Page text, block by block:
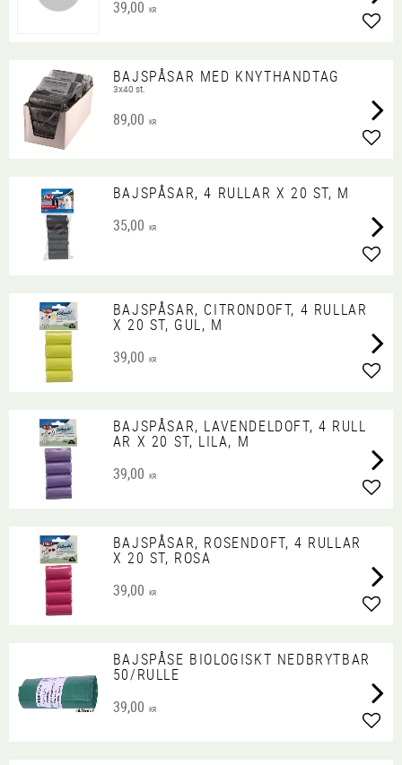
39,00 KR
BAJSPÅSAR MED KNYTHANDTAG
3x40 st.
89,00 KR
BAJSPÅSAR, 4 RULLAR X 20 ST, M
35,00 KR
BAJSPÅSAR, CITRONDOFT, 4 RULLAR
X 20 ST, GUL, M
39,00 KR
BAJSPÅSAR, LAVENDELDOFT, 4 RULL
AR X 20 ST, LILA, M
39,00 KR
BAJSPÅSAR, ROSENDOFT, 4 RULLAR
X 20 ST, ROSA
39,00 KR
BAJSPÅSE BIOLOGISKT NEDBRYTBAR
50/RULLE
39,00 KR